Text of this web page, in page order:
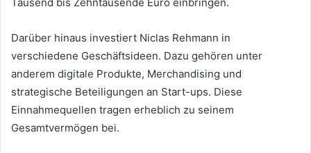
Darüber hinaus investiert Niclas Rehmann in
verschiedene Geschäftsideen. Dazu gehören unter
anderem digitale Produkte, Merchandising und
strategische Beteiligungen an Start-ups. Diese
Einnahmequellen tragen erheblich zu seinem
Gesamtvermögen bei.